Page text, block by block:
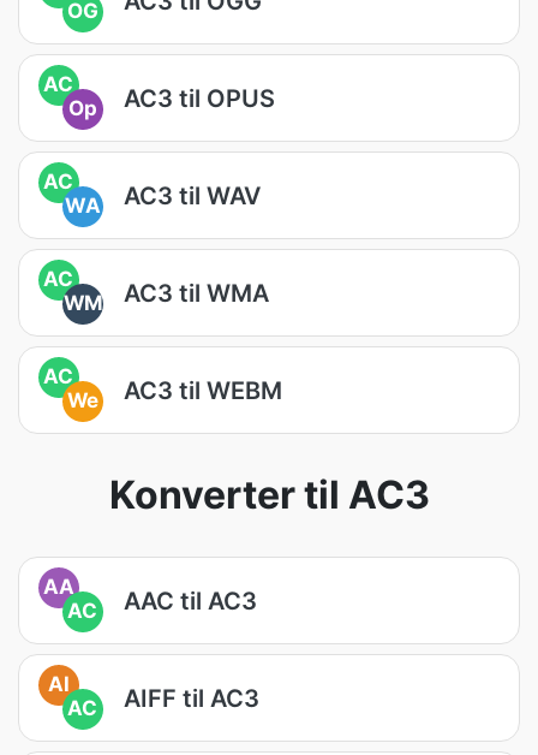
OG
AC
Op
AC3 til OPUS
AC
WA
AC3 til WAV
AC
WM
AC3 til WMA
AC
We
AC3 til WEBM
Konverter til AC3
AA
AC
AAC til AC3
AI
AC
AIFF til AC3